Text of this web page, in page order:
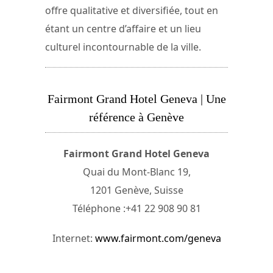
offre qualitative et diversifiée, tout en
étant un centre d’affaire et un lieu
culturel incontournable de la ville.
Fairmont Grand Hotel Geneva | Une
référence à Genève
Fairmont Grand Hotel Geneva
Quai du Mont-Blanc 19,
1201 Genève, Suisse
Téléphone :+41 22 908 90 81
Internet: www.fairmont.com/geneva